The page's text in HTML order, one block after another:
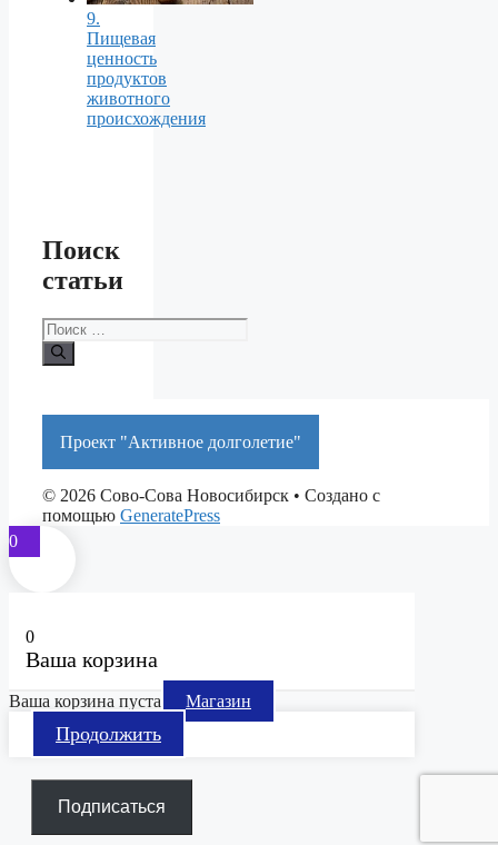
9.
Пищевая
ценность
продуктов
животного
происхождения
Поиск
статьи
Поиск:
Проект "Активное долголетие"
© 2026 Сово-Сова Новосибирск • Создано с
помощью GeneratePress
0
0
Ваша корзина
Ваша корзина пуста Магазин
Продолжить
Подписаться